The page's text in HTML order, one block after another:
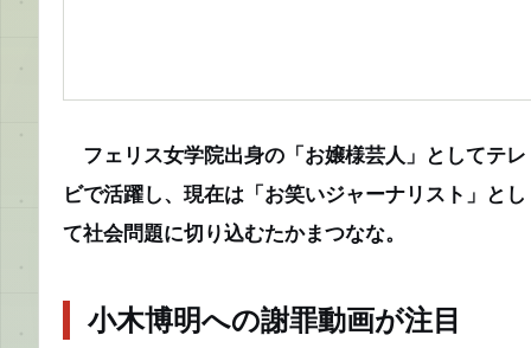
フェリス女学院出身の「お嬢様芸人」としてテレ
ビで活躍し、現在は「お笑いジャーナリスト」とし
て社会問題に切り込むたかまつなな。
小木博明への謝罪動画が注目